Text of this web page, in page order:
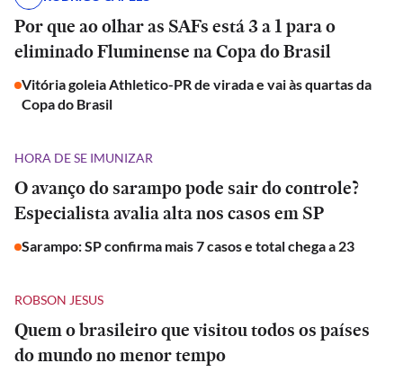
Por que ao olhar as SAFs está 3 a 1 para o
eliminado Fluminense na Copa do Brasil
Vitória goleia Athletico-PR de virada e vai às quartas da
Copa do Brasil
HORA DE SE IMUNIZAR
O avanço do sarampo pode sair do controle?
Especialista avalia alta nos casos em SP
Sarampo: SP confirma mais 7 casos e total chega a 23
ROBSON JESUS
Quem o brasileiro que visitou todos os países
do mundo no menor tempo